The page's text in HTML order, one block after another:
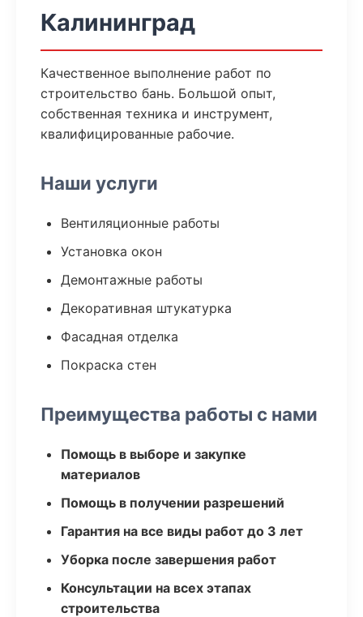
Калининград
Качественное выполнение работ по
строительство бань. Большой опыт,
собственная техника и инструмент,
квалифицированные рабочие.
Наши услуги
Вентиляционные работы
Установка окон
Демонтажные работы
Декоративная штукатурка
Фасадная отделка
Покраска стен
Преимущества работы с нами
Помощь в выборе и закупке
материалов
Помощь в получении разрешений
Гарантия на все виды работ до 3 лет
Уборка после завершения работ
Консультации на всех этапах
строительства